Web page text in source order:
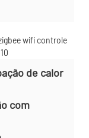
de calor
com